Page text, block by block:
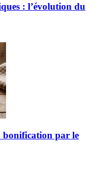
: l’évolution du
bonification par le